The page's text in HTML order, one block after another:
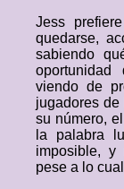
Jess
quedarse,
sabiendo
viendo de
jugadores
su número,
la palabra
imposible, y
pese a lo